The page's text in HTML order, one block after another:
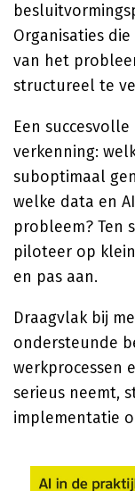
Organisaties
van het
structureel te
Een
verkenning:
suboptimaal
welke data en
probleem? Ten
piloteer op
en pas aan.
Draagvlak bij
ondersteunde
werkprocessen
serieus neemt,
implementatie